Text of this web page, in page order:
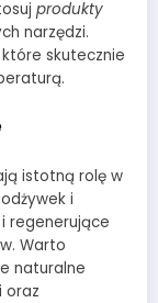
produkty
narzędzi.
skutecznie
istotną rolę w
i
regenerujące
Warto
naturalne
oraz